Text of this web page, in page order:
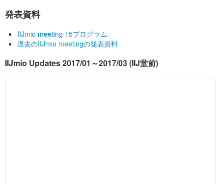
発表資料
IIJmio meeting 15プログラム
過去のIIJmio meetingの発表資料
IIJmio Updates 2017/01～2017/03 (IIJ堂前)